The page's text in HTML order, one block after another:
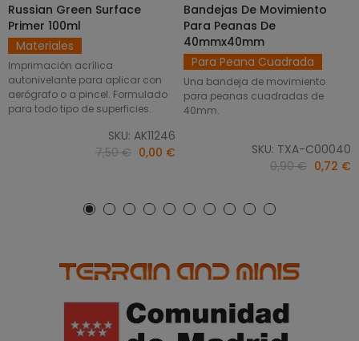
AÑADIR AL CARRITO
Russian Green Surface
Primer 100ml
Materiales
Imprimación acrílica
autonivelante para aplicar con
aerógrafo o a pincel. Formulado
para todo tipo de superficies.
SKU: AK11246
7,50 € 0,00 €
SELECCIONAR OPCIONES
Bandejas De Movimiento
Para Peanas De
40mmx40mm
Para Peana Cuadrada
Una bandeja de movimiento
para peanas cuadradas de
40mm.
SKU: TXA-C00040
0,90 € 0,72 €